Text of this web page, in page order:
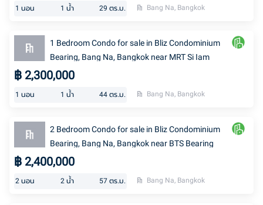
1 นอน 1 น้ำ 29 ตร.ม. Bang Na, Bangkok
1 Bedroom Condo for sale in Bliz Condominium
Bearing, Bang Na, Bangkok near MRT Si Iam
฿ 2,300,000
1 นอน 1 น้ำ 44 ตร.ม. Bang Na, Bangkok
2 Bedroom Condo for sale in Bliz Condominium
Bearing, Bang Na, Bangkok near BTS Bearing
฿ 2,400,000
2 นอน 2 น้ำ 57 ตร.ม. Bang Na, Bangkok